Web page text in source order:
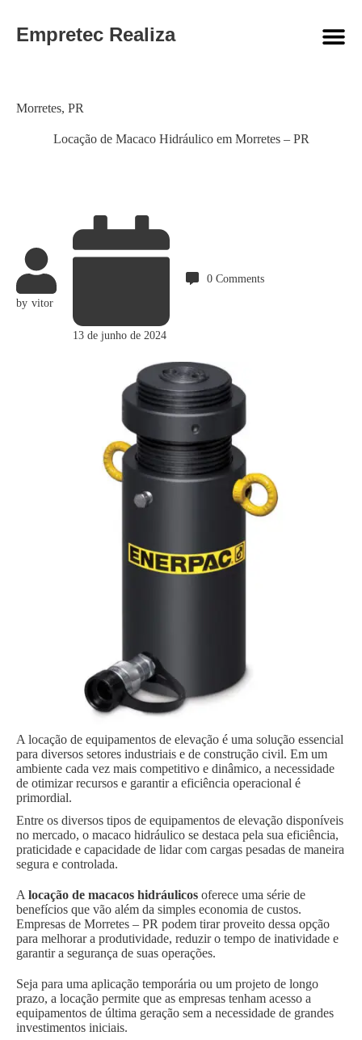
Empretec Realiza
Locação de Macaco Hidráulico em Morretes – PR
Category
Morretes, PR
by vitor
13 de junho de 2024
0 Comments
A locação de equipamentos de elevação é uma solução essencial
para diversos setores industriais e de construção civil. Em um
ambiente cada vez mais competitivo e dinâmico, a necessidade
de otimizar recursos e garantir a eficiência operacional é
primordial.
Entre os diversos tipos de equipamentos de elevação disponíveis
no mercado, o macaco hidráulico se destaca pela sua eficiência,
praticidade e capacidade de lidar com cargas pesadas de maneira
segura e controlada.
A locação de macacos hidráulicos oferece uma série de
benefícios que vão além da simples economia de custos.
Empresas de Morretes – PR podem tirar proveito dessa opção
para melhorar a produtividade, reduzir o tempo de inatividade e
garantir a segurança de suas operações.
Seja para uma aplicação temporária ou um projeto de longo
prazo, a locação permite que as empresas tenham acesso a
equipamentos de última geração sem a necessidade de grandes
investimentos iniciais.